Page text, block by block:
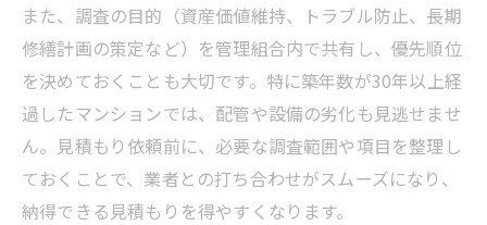
また、調査の目的（資産価値維持、トラブル防止、長期
修繕計画の策定など）を管理組合内で共有し、優先順位
を決めておくことも大切です。特に築年数が30年以上経
過したマンションでは、配管や設備の劣化も見逃せませ
ん。見積もり依頼前に、必要な調査範囲や項目を整理し
ておくことで、業者との打ち合わせがスムーズになり、
納得できる見積もりを得やすくなります。